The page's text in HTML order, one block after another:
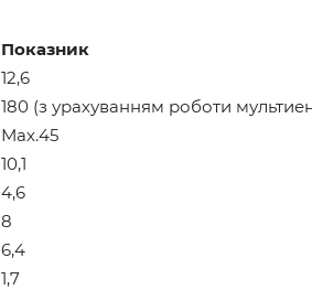
Показник
12,6
180 (з урахуванням роботи
Мах.45
10,1
4,6
8
6,4
1,7